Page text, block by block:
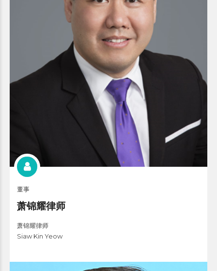
董事
萧锦耀律师
萧锦耀律师
Siaw Kin Yeow